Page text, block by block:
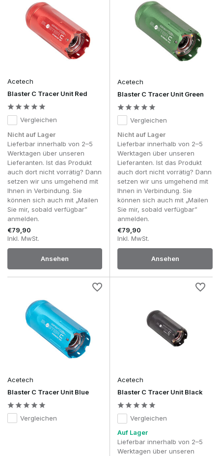
Acetech
Blaster C Tracer Unit Red
Vergleichen
Nicht auf Lager
Lieferbar innerhalb von 2–5
Werktagen über unseren
Lieferanten. Ist das Produkt
auch dort nicht vorrätig? Dann
setzen wir uns umgehend mit
Ihnen in Verbindung. Sie
können sich auch mit „Mailen
Sie mir, sobald verfügbar”
anmelden.
€79,90
Inkl. MwSt.
Ansehen
Acetech
Blaster C Tracer Unit Green
Vergleichen
Nicht auf Lager
Lieferbar innerhalb von 2–5
Werktagen über unseren
Lieferanten. Ist das Produkt
auch dort nicht vorrätig? Dann
setzen wir uns umgehend mit
Ihnen in Verbindung. Sie
können sich auch mit „Mailen
Sie mir, sobald verfügbar”
anmelden.
€79,90
Inkl. MwSt.
Ansehen
Acetech
Blaster C Tracer Unit Blue
Vergleichen
Acetech
Blaster C Tracer Unit Black
Vergleichen
Auf Lager
Lieferbar innerhalb von 2–5
Werktagen über unseren